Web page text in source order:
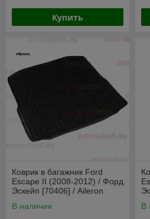
Купить
Коврик в багажник Ford
Escape II (2008-2012) / Форд
Эскейп [70406] / Aileron
В наличии
В